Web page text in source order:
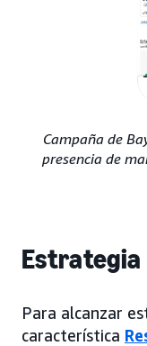
Campaña de
presencia de
Estrategia
Para alcanzar
característica